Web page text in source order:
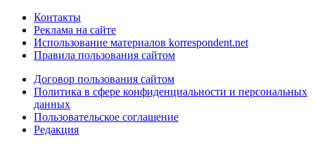
Контакты
Реклама на сайте
Использование материалов korrespondent.net
Правила пользования сайтом
Договор пользования сайтом
Политика в сфере конфиденциальности и персональных
данных
Пользовательское соглашение
Редакция